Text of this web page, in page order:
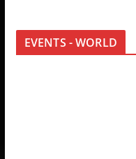
EVENTS - WORLD